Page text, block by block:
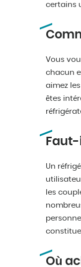
certains
Vous
chacun
aimez
êtes
Un
les
Où